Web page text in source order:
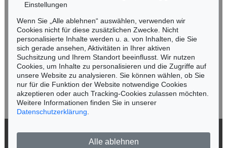
Keine Auktion mehr verpassen!
Wir informieren Sie rechtzeitig.
Jetzt zum Newsletter anmelden >
Einstellungen
Wenn Sie „Alle ablehnen“ auswählen, verwenden wir
Cookies nicht für diese zusätzlichen Zwecke. Nicht
personalisierte Inhalte werden u. a. von Inhalten, die Sie
sich gerade ansehen, Aktivitäten in Ihrer aktiven
Suchsitzung und Ihrem Standort beeinflusst. Wir nutzen
Cookies, um Inhalte zu personalisieren und die Zugriffe auf
unsere Website zu analysieren. Sie können wählen, ob Sie
nur für die Funktion der Website notwendige Cookies
akzeptieren oder auch Tracking-Cookies zulassen möchten.
Weitere Informationen finden Sie in unserer
Datenschutzerklärung
Alle ablehnen